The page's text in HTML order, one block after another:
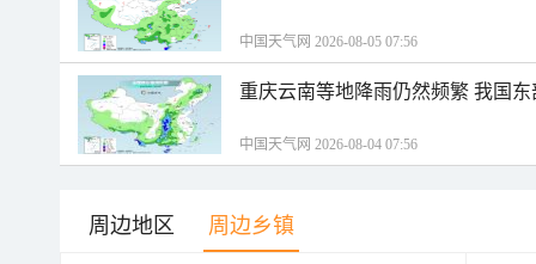
中国天气网 2026-08-05 07:56
重庆云南等地降雨仍然频繁 我国
中国天气网 2026-08-04 07:56
周边地区 周边乡镇